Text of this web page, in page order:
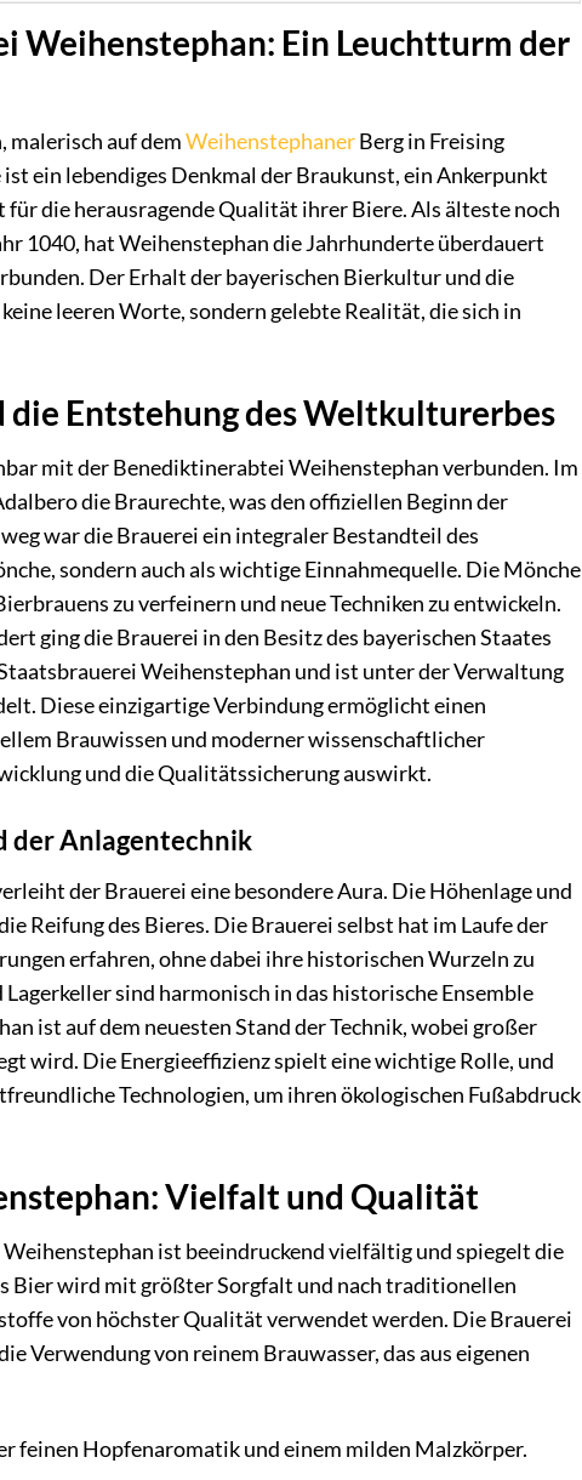
Weihenstephan: Ein Leuchtturm der
malerisch auf demWeihenstephanerBerg in Freising
ein lebendiges Denkmal der Braukunst, ein Ankerpunkt
die herausragende Qualität ihrer Biere. Als älteste noch
1040, hat Weihenstephan die Jahrhunderte überdauert
Der Erhalt der bayerischen Bierkultur und die
leeren Worte, sondern gelebte Realität, die sich in
Entstehung des Weltkulturerbes
mit der Benediktinerabtei Weihenstephan verbunden. Im
die Braurechte, was den offiziellen Beginn der
war die Brauerei ein integraler Bestandteil des
sondern auch als wichtige Einnahmequelle. Die Mönche
zu verfeinern und neue Techniken zu entwickeln.
ging die Brauerei in den Besitz des bayerischen Staates
Weihenstephan und ist unter der Verwaltung
Diese einzigartige Verbindung ermöglicht einen
Brauwissen und moderner wissenschaftlicher
und die Qualitätssicherung auswirkt.
der Anlagentechnik
der Brauerei eine besondere Aura. Die Höhenlage und
Reifung des Bieres. Die Brauerei selbst hat im Laufe der
erfahren, ohne dabei ihre historischen Wurzeln zu
sind harmonisch in das historische Ensemble
ist auf dem neuesten Stand der Technik, wobei großer
wird. Die Energieeffizienz spielt eine wichtige Rolle, und
Technologien, um ihren ökologischen Fußabdruck
Vielfalt und Qualität
ist beeindruckend vielfältig und spiegelt die
Bier wird mit größter Sorgfalt und nach traditionellen
von höchster Qualität verwendet werden. Die Brauerei
Verwendung von reinem Brauwasser, das aus eigenen
feinen Hopfenaromatik und einem milden Malzkörper.